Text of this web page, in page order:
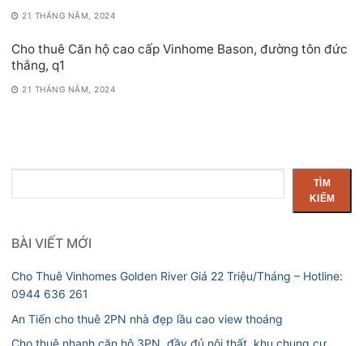
21 THÁNG NĂM, 2024
Cho thuê Căn hộ cao cấp Vinhome Bason, đường tôn đức
thắng, q1
21 THÁNG NĂM, 2024
kiếm
TÌM
KIẾM
BÀI VIẾT MỚI
Cho Thuê Vinhomes Golden River Giá 22 Triệu/Tháng – Hotline:
0944 636 261
An Tiến cho thuê 2PN nhà đẹp lầu cao view thoáng
Cho thuê nhanh căn hộ 3PN, đầy đủ nội thất, khu chung cư